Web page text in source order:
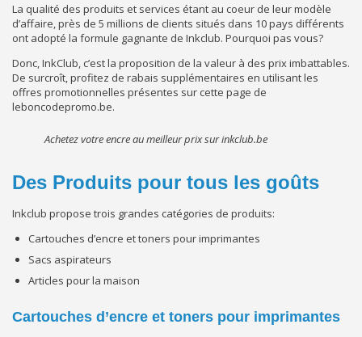
La qualité des produits et services étant au coeur de leur modèle
d’affaire, près de 5 millions de clients situés dans 10 pays différents
ont adopté la formule gagnante de Inkclub. Pourquoi pas vous?
Donc, InkClub, c’est la proposition de la valeur à des prix imbattables.
De surcroît, profitez de rabais supplémentaires en utilisant les
offres promotionnelles présentes sur cette page de
leboncodepromo.be.
Achetez votre encre au meilleur prix sur inkclub.be
Des Produits pour tous les goûts
Inkclub propose trois grandes catégories de produits:
Cartouches d’encre et toners pour imprimantes
Sacs aspirateurs
Articles pour la maison
Cartouches d’encre et toners pour imprimantes